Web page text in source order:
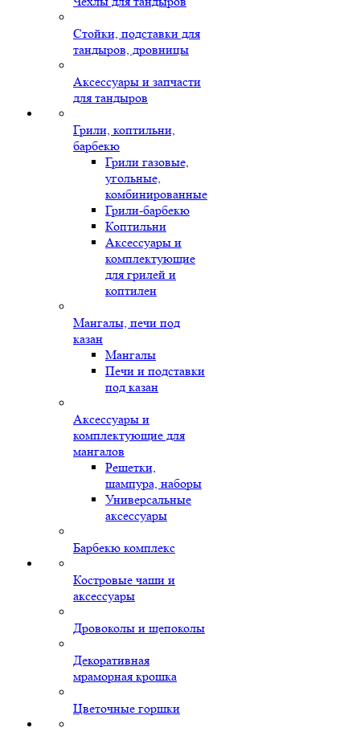
Стойки, подставки для
тандыров, дровницы
Аксессуары и запчасти
для тандыров
Грили, коптильни,
барбекю
Грили газовые,
угольные,
комбинированные
Грили-барбекю
Коптильни
Аксессуары и
комплектующие
для грилей и
коптилен
Мангалы, печи под
казан
Мангалы
Печи и подставки
под казан
Аксессуары и
комплектующие для
мангалов
Решетки,
шампура, наборы
Универсальные
аксессуары
Барбекю комплекс
Костровые чаши и
аксессуары
Дровоколы и щепоколы
Декоративная
мраморная крошка
Цветочные горшки